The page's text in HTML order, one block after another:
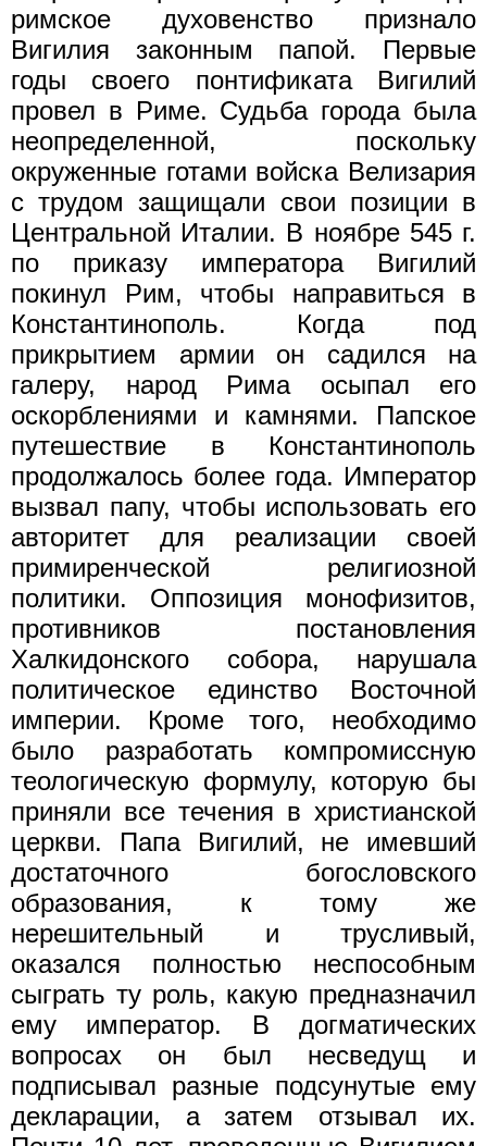
римское духовенство признало
Вигилия законным папой. Первые
годы своего понтификата Вигилий
провел в Риме. Судьба города была
неопределенной, поскольку
окруженные готами войска Велизария
с трудом защищали свои позиции в
Центральной Италии. В ноябре 545 г.
по приказу императора Вигилий
покинул Рим, чтобы направиться в
Константинополь. Когда под
прикрытием армии он садился на
галеру, народ Рима осыпал его
оскорблениями и камнями. Папское
путешествие в Константинополь
продолжалось более года. Император
вызвал папу, чтобы использовать его
авторитет для реализации своей
примиренческой религиозной
политики. Оппозиция монофизитов,
противников постановления
Халкидонского собора, нарушала
политическое единство Восточной
империи. Кроме того, необходимо
было разработать компромиссную
теологическую формулу, которую бы
приняли все течения в христианской
церкви. Папа Вигилий, не имевший
достаточного богословского
образования, к тому же
нерешительный и трусливый,
оказался полностью неспособным
сыграть ту роль, какую предназначил
ему император. В догматических
вопросах он был несведущ и
подписывал разные подсунутые ему
декларации, а затем отзывал их.